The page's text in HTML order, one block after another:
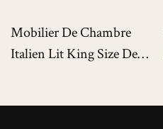
Mobilier De Chambre
Italien Lit King Size De